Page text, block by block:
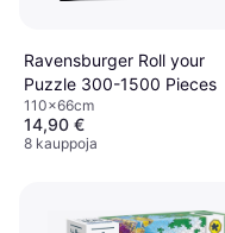
Ravensburger Roll your
Puzzle 300-1500 Pieces
110x66cm
14,90 €
8 kauppoja